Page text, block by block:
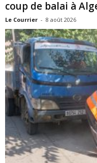
coup de balai à
Le Courrier - 8 août 2026